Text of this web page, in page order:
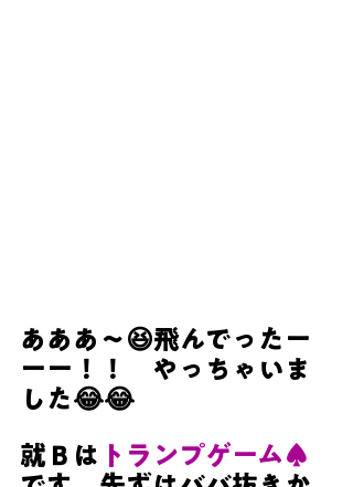
あああ～😆飛んでったー
ーー！！　やっちゃいま
した😂😂
就Ｂは トランプゲーム♠